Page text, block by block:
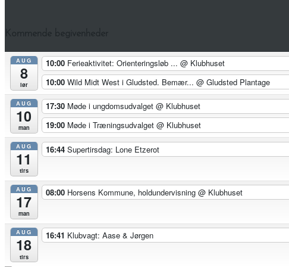
AUG
8
lør
10:00 Ferieaktivitet: Orienteringsløb ... @ Klubhuset
10:00 Wild Midt West i Gludsted. Bemær... @ Gludsted Plantage
AUG
10
man
17:30 Møde i ungdomsudvalget @ Klubhuset
19:00 Møde i Træningsudvalget @ Klubhuset
AUG
11
tirs
16:44 Supertirsdag: Lone Etzerot
AUG
17
man
08:00 Horsens Kommune, holdundervisning @ Klubhuset
AUG
18
tirs
16:41 Klubvagt: Aase & Jørgen